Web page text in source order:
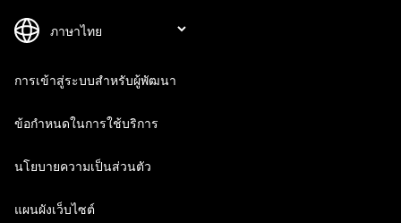
การเข้าสู่ระบบสำหรับผู้พัฒนา
ข้อกำหนดในการใช้บริการ
นโยบายความเป็นส่วนตัว
แผนผังเว็บไซต์